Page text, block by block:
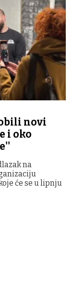
novi
i oko
na
će se u lipnju